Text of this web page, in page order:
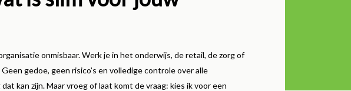
onmisbaar. Werk je in het onderwijs, de retail, de zorg of
gedoe, geen risico’s en volledige controle over alle
kan zijn. Maar vroeg of laat komt de vraag: kies ik voor een
Lees meer